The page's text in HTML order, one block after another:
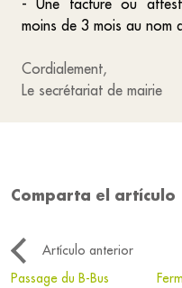
- Une facture ou
moins de 3 mois au nom
Cordialement,
Le secrétariat de mairie
Comparta el artículo
Artículo anterior
Passage du B-Bus